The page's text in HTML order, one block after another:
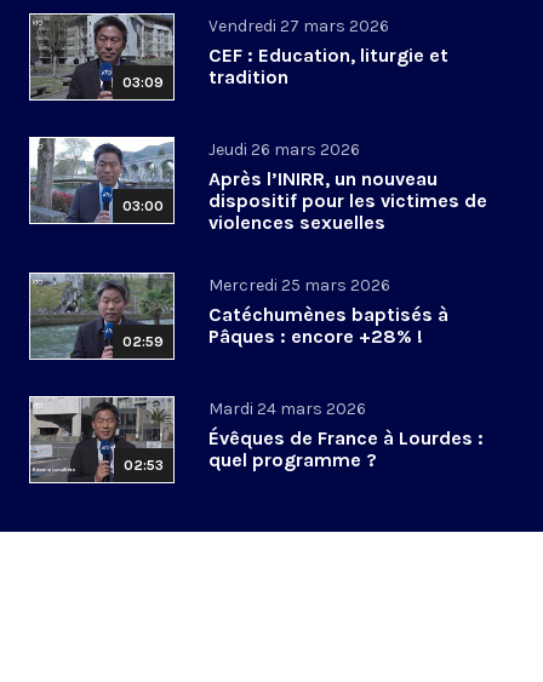
03:09
Vendredi 27 mars 2026
CEF : Education, liturgie et
tradition
03:00
Jeudi 26 mars 2026
Après l’INIRR, un nouveau
dispositif pour les victimes de
violences sexuelles
02:59
Mercredi 25 mars 2026
Catéchumènes baptisés à
Pâques : encore +28% !
02:53
Mardi 24 mars 2026
Évêques de France à Lourdes :
quel programme ?